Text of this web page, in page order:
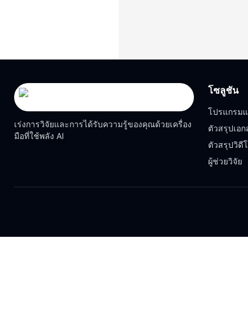
เร่งการวิจัยและการได้รับความรู้ของคุณด้วยเครื่อง
มือที่ใช้พลัง AI
โซลูชัน
โปรแกรม
ตัวสรุปเอก
ตัวสรุปวิดี
ผู้ช่วยวิจัย